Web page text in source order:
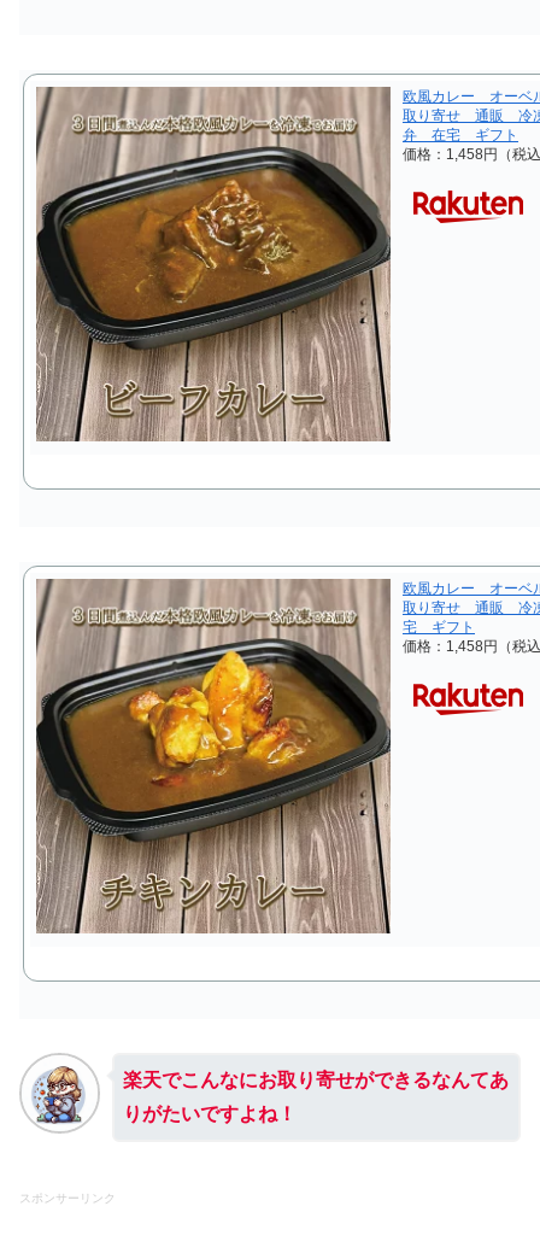
欧風カレー オー
取り寄せ 通販
弁 在宅 ギフト
価格：1,458円（税
欧風カレー オー
取り寄せ 通販
宅 ギフト
価格：1,458円（税
楽天でこんなにお取り寄せができるなんてあ
りがたいですよね！
スポンサーリンク